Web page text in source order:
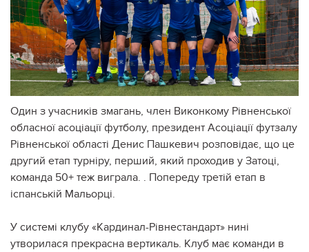
Один з учасників змагань, член Виконкому Рівненської
обласної асоціації футболу, президент Асоціації футзалу
Рівненської області Денис Пашкевич розповідає, що це
другий етап турніру, перший, який проходив у Затоці,
команда 50+ теж виграла. . Попереду третій етап в
іспанській Мальорці.
У системі клубу «Кардинал-Рівнестандарт» нині
утворилася прекрасна вертикаль. Клуб має команди в